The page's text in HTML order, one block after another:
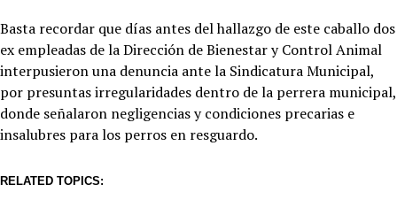
Basta recordar que días antes del hallazgo de este caballo dos
ex empleadas de la Dirección de Bienestar y Control Animal
interpusieron una denuncia ante la Sindicatura Municipal,
por presuntas irregularidades dentro de la perrera municipal,
donde señalaron negligencias y condiciones precarias e
insalubres para los perros en resguardo.
RELATED TOPICS: